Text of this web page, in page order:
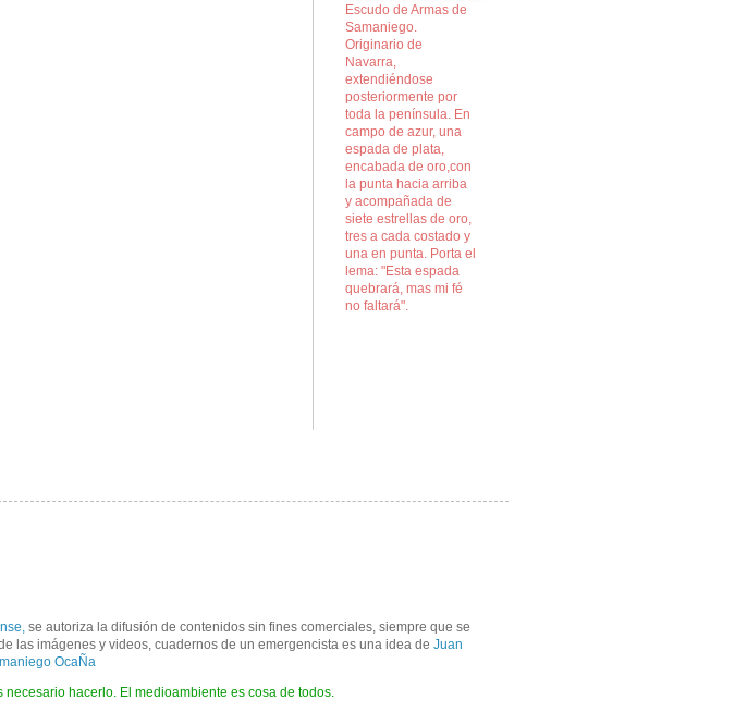
Escudo de Armas de
Samaniego.
Originario de
Navarra,
extendiéndose
posteriormente por
toda la península. En
campo de azur, una
espada de plata,
encabada de oro,con
la punta hacia arriba
y acompañada de
siete estrellas de oro,
tres a cada costado y
una en punta. Porta el
lema: "Esta espada
quebrará, mas mi fé
no faltará".
se autoriza la difusión de contenidos sin fines comerciales, siempre que se
las imágenes y videos, cuadernos de un emergencista es una idea de Juan
OcaÑa
hacerlo. El medioambiente es cosa de todos.